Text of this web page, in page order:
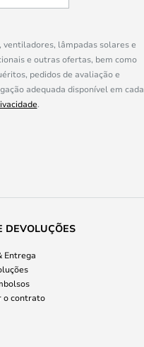
lâmpadas solares e
e outras ofertas, bem como
pedidos de avaliação e
adequada disponível em cada
.
DEVOLUÇÕES
Entrega
o contrato